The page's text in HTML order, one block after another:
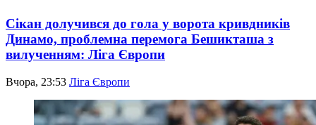
Сікан долучився до гола у ворота кривдників
Динамо, проблемна перемога Бешикташа з
вилученням: Ліга Європи
Вчора, 23:53 Ліга Європи